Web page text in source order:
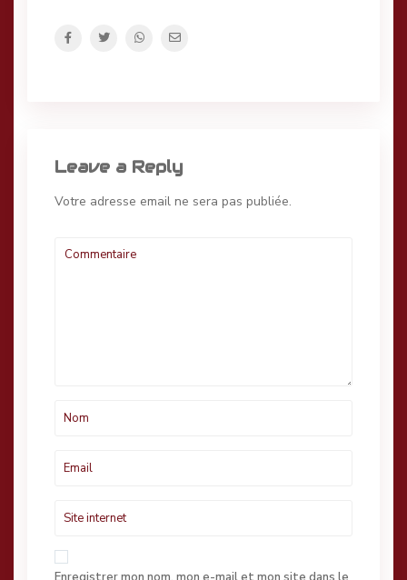
Leave a Reply
Votre adresse email ne sera pas publiée.